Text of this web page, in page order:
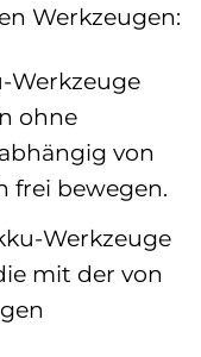
Werkzeugen:
Werkzeuge
ohne
von
frei bewegen.
Werkzeuge
mit der von